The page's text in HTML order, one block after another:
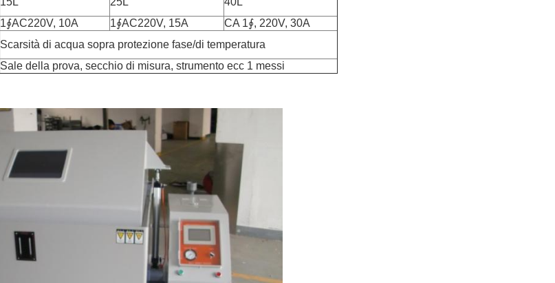
1∮AC220V, 10A 1∮AC220V, 15A
CA 1∮, 220V, 30A
Scarsità di acqua sopra protezione fase/di temperatura
Sale della prova, secchio di misura, strumento ecc 1 messi